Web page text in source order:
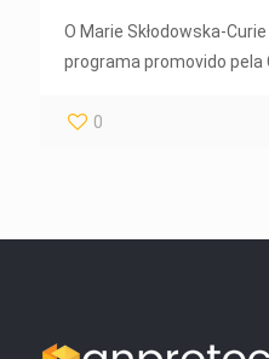
O Marie Skłodowska-
programa promovido pela
0